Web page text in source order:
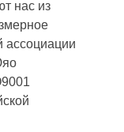
нас из
ассоциации